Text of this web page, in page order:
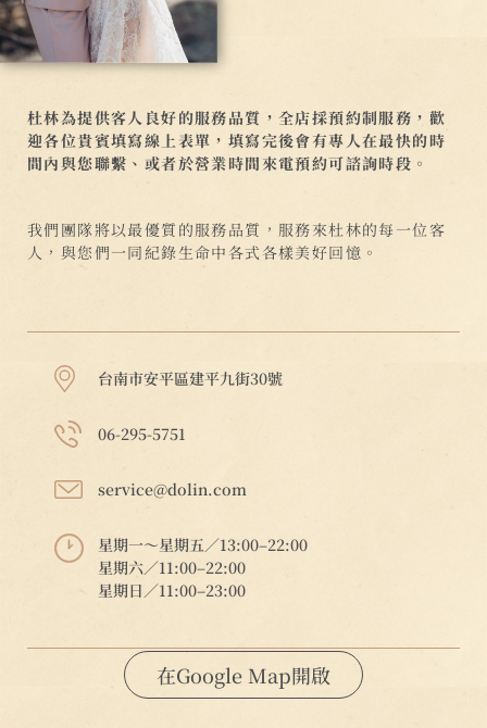
杜林為提供客人良好的服務品質，全店採預約制服務，歡
迎各位貴賓填寫線上表單，填寫完後會有專人在最快的時
間內與您聯繫、或者於營業時間來電預約可諮詢時段。
我們團隊將以最優質的服務品質，服務來杜林的每一位客
人，與您們一同紀錄生命中各式各樣美好回憶。
台南市安平區建平九街30號
06-295-5751
service@dolin.com
星期一～星期五／13:00–22:00
星期六／11:00–22:00
星期日／11:00–23:00
在Google Map開啟